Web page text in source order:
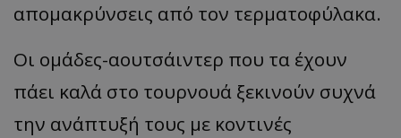
απομακρύνσεις από τον τερματοφύλακα.
Οι ομάδες-αουτσάιντερ που τα έχουν
πάει καλά στο τουρνουά ξεκινούν συχνά
την ανάπτυξή τους με κοντινές